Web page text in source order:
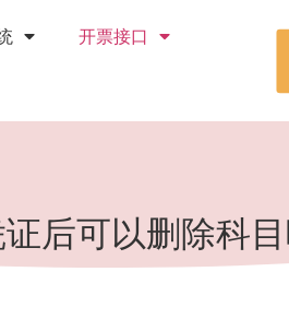
开票接口
后可以删除科目